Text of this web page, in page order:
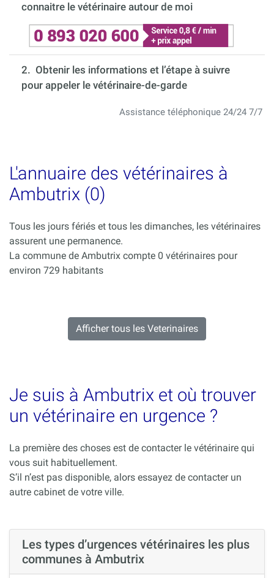
connaitre le vétérinaire autour de moi
2. Obtenir les informations et l’étape à suivre
pour appeler le vétérinaire-de-garde
Assistance téléphonique 24/24 7/7
L'annuaire des vétérinaires à
Ambutrix (0)
Tous les jours fériés et tous les dimanches, les vétérinaires
assurent une permanence.
La commune de Ambutrix compte 0 vétérinaires pour
environ 729 habitants
Afficher tous les Veterinaires
Je suis à Ambutrix et où trouver
un vétérinaire en urgence ?
La première des choses est de contacter le vétérinaire qui
vous suit habituellement.
S’il n’est pas disponible, alors essayez de contacter un
autre cabinet de votre ville.
Les types d’urgences vétérinaires les plus
communes à Ambutrix